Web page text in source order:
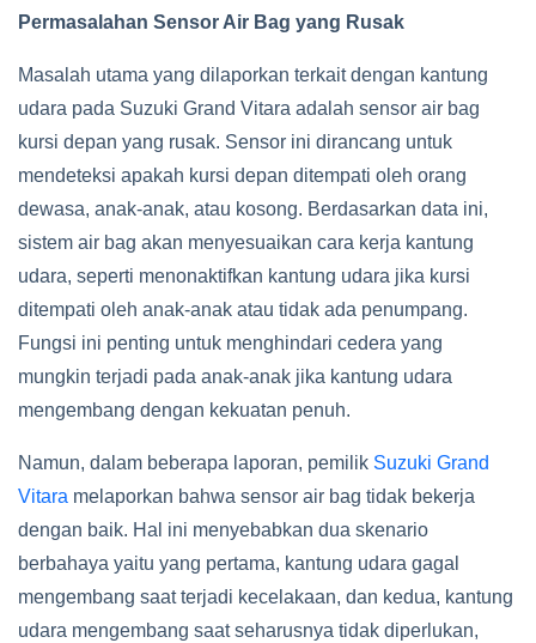
Permasalahan Sensor Air Bag yang Rusak
Masalah utama yang dilaporkan terkait dengan kantung
udara pada Suzuki Grand Vitara adalah sensor air bag
kursi depan yang rusak. Sensor ini dirancang untuk
mendeteksi apakah kursi depan ditempati oleh orang
dewasa, anak-anak, atau kosong. Berdasarkan data ini,
sistem air bag akan menyesuaikan cara kerja kantung
udara, seperti menonaktifkan kantung udara jika kursi
ditempati oleh anak-anak atau tidak ada penumpang.
Fungsi ini penting untuk menghindari cedera yang
mungkin terjadi pada anak-anak jika kantung udara
mengembang dengan kekuatan penuh.
Namun, dalam beberapa laporan, pemilik Suzuki Grand
Vitara melaporkan bahwa sensor air bag tidak bekerja
dengan baik. Hal ini menyebabkan dua skenario
berbahaya yaitu yang pertama, kantung udara gagal
mengembang saat terjadi kecelakaan, dan kedua, kantung
udara mengembang saat seharusnya tidak diperlukan,